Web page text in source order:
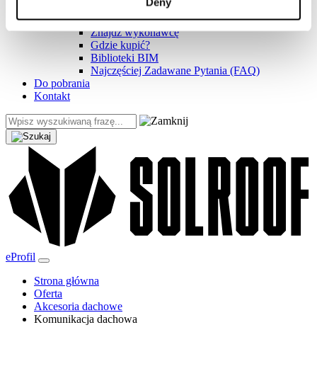
Pliki do pobrania
Baza wiedzy
Znajdź wykonawcę
Gdzie kupić?
Biblioteki BIM
Najczęściej Zadawane Pytania (FAQ)
Do pobrania
Kontakt
eProfil
Strona główna
Oferta
Akcesoria dachowe
Komunikacja dachowa